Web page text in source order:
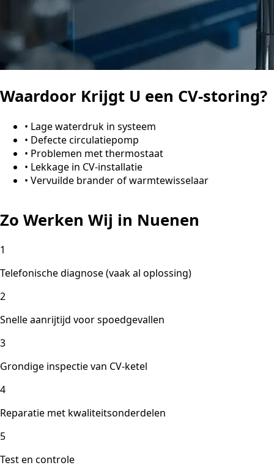
Waardoor Krijgt U een CV-storing?
• Lage waterdruk in systeem
• Defecte circulatiepomp
• Problemen met thermostaat
• Lekkage in CV-installatie
• Vervuilde brander of warmtewisselaar
Zo Werken Wij in Nuenen
1
Telefonische diagnose (vaak al oplossing)
2
Snelle aanrijtijd voor spoedgevallen
3
Grondige inspectie van CV-ketel
4
Reparatie met kwaliteitsonderdelen
5
Test en controle